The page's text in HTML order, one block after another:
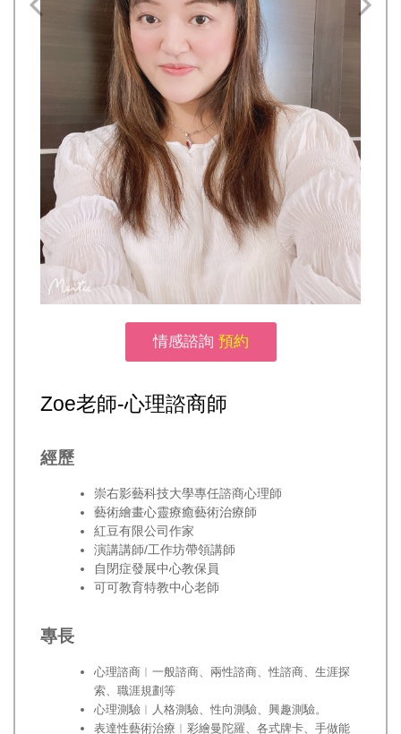
情感諮詢 預約
Zoe老師-心理諮商師
經歷
崇右影藝科技大學專任諮商心理師
藝術繪畫心靈療癒藝術治療師
紅豆有限公司作家
演講講師/工作坊帶領講師
自閉症發展中心教保員
可可教育特教中心老師
專長
心理諮商︱一般諮商、兩性諮商、性諮商、生涯探
索、職涯規劃等
心理測驗︱人格測驗、性向測驗、興趣測驗。
表達性藝術治療︱彩繪曼陀羅、各式牌卡、手做能